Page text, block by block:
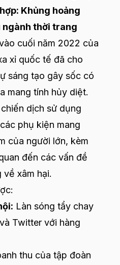
Khủng hoảng
ngành thời trang
cuối năm 2022 của
xỉ quốc tế đã cho
sáng tạo gây sốc có
mang tính hủy diệt.
dịch sử dụng
phụ kiện mang
của người lớn, kèm
đến các vấn đề
về xâm hại.
Làn sóng tẩy chay
Twitter với hàng
thu của tập đoàn